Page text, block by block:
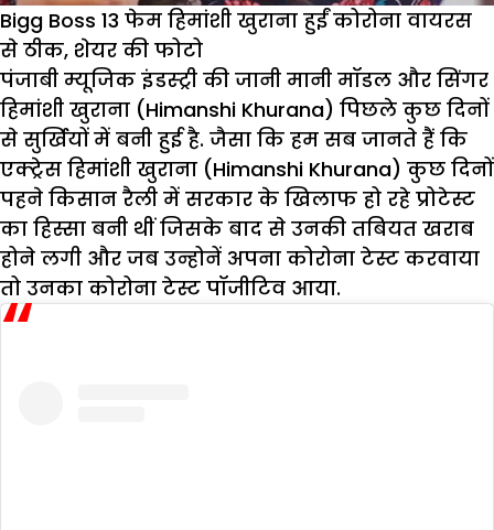
Bigg Boss 13 फेम हिमांशी खुराना हुईं कोरोना वायरस
से ठीक, शेयर की फोटो
पंजाबी म्यूजिक इंडस्ट्री की जानी मानी मॉडल और सिंगर
हिमांशी खुराना (Himanshi Khurana) पिछले कुछ दिनों
से सुर्खियों में बनी हुई है. जैसा कि हम सब जानते हैं कि
एक्ट्रेस हिमांशी खुराना (Himanshi Khurana) कुछ दिनों
पहने किसान रैली में सरकार के खिलाफ हो रहे प्रोटेस्ट
का हिस्सा बनी थीं जिसके बाद से उनकी तबियत खराब
होने लगी और जब उन्होनें अपना कोरोना टेस्ट करवाया
तो उनका कोरोना टेस्ट पॉजीटिव आया.